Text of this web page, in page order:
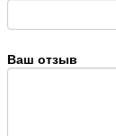
Ваш отзыв